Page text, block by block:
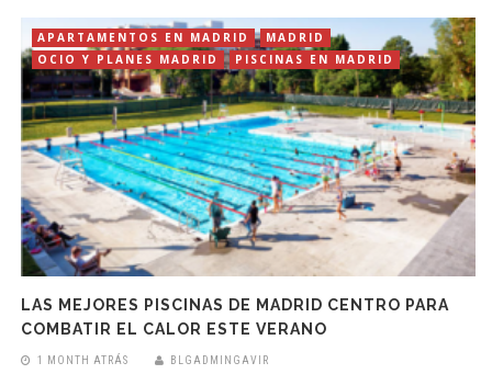
APARTAMENTOS EN MADRID
MADRID
OCIO Y PLANES MADRID
PISCINAS EN MADRID
LAS MEJORES PISCINAS DE MADRID CENTRO PARA
COMBATIR EL CALOR ESTE VERANO
1 MONTH ATRÁS BLGADMINGAVIR